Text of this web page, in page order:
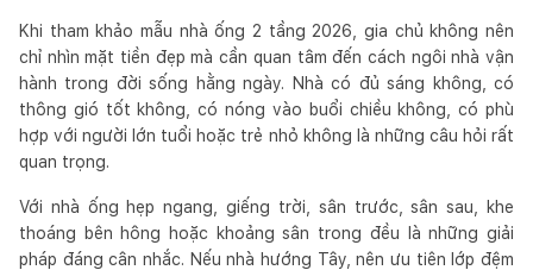
Khi tham khảo mẫu nhà ống 2 tầng 2026, gia chủ không nên
chỉ nhìn mặt tiền đẹp mà cần quan tâm đến cách ngôi nhà vận
hành trong đời sống hằng ngày. Nhà có đủ sáng không, có
thông gió tốt không, có nóng vào buổi chiều không, có phù
hợp với người lớn tuổi hoặc trẻ nhỏ không là những câu hỏi rất
quan trọng.
Với nhà ống hẹp ngang, giếng trời, sân trước, sân sau, khe
thoáng bên hông hoặc khoảng sân trong đều là những giải
pháp đáng cân nhắc. Nếu nhà hướng Tây, nên ưu tiên lớp đệm